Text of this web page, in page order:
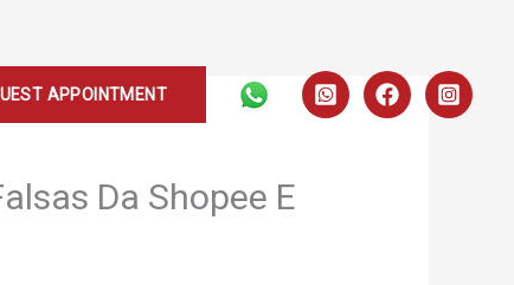
APPOINTMENT
Da Shopee E